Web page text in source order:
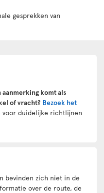
gesprekken van
komt als
of vracht? Bezoek het
voor duidelijke richtlijnen
bevinden zich niet in de
over de route, de